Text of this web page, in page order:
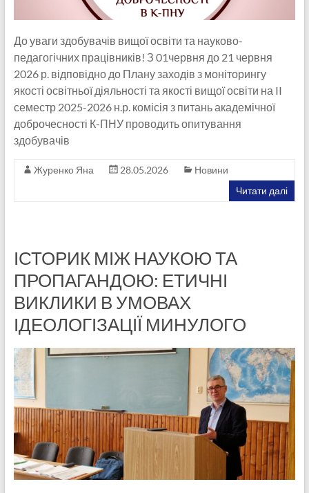
До уваги здобувачів вищої освіти та науково-
педагогічних працівників! З 01червня до 21 червня
2026 р. відповідно до Плану заходів з моніторингу
якості освітньої діяльності та якості вищої освіти на II
семестр 2025-2026 н.р. комісія з питань академічної
доброчесності К-ПНУ проводить опитування
здобувачів
Журенко Яна 28.05.2026
Новини
Читати далі
ІСТОРИК МІЖ НАУКОЮ ТА
ПРОПАГАНДОЮ: ЕТИЧНІ
ВИКЛИКИ В УМОВАХ
ІДЕОЛОГІЗАЦІЇ МИНУЛОГО